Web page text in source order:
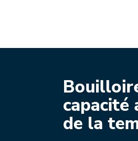
capacité
de la